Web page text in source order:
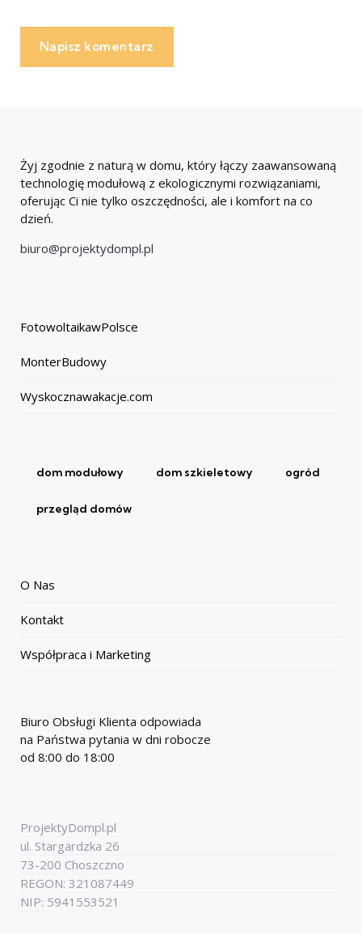
Napisz komentarz
Żyj zgodnie z naturą w domu, który łączy zaawansowaną
technologię modułową z ekologicznymi rozwiązaniami,
oferując Ci nie tylko oszczędności, ale i komfort na co
dzień.
biuro@projektydompl.pl
FotowoltaikawPolsce
MonterBudowy
Wyskocznawakacje.com
dom modułowy dom szkieletowy ogród
przegląd domów
O Nas
Kontakt
Współpraca i Marketing
Biuro Obsługi Klienta odpowiada
na Państwa pytania w dni robocze
od 8:00 do 18:00
ProjektyDompl.pl
ul. Stargardzka 26
73-200 Choszczno
REGON: 321087449
NIP: 5941553521